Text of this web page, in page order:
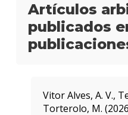
Artículos
publicados
Vitor Alves, A. V.,
Torterolo, M.